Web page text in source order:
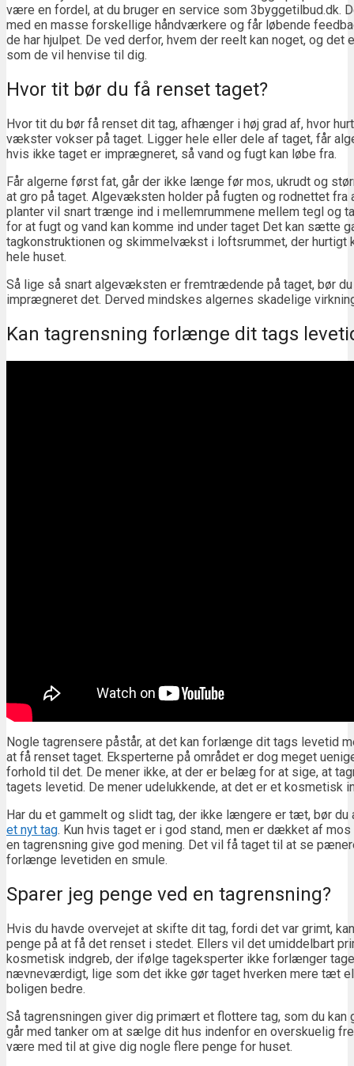
være en fordel, at du bruger en service som 3byggetilbud.dk.
med en masse forskellige håndværkere og får løbende
de har hjulpet. De ved derfor, hvem der reelt kan noget, og det
som de vil henvise til dig.
Hvor tit bør du få renset taget?
Hvor tit du bør få renset dit tag, afhænger i høj grad af, hvor
vækster vokser på taget. Ligger hele eller dele af taget, får
hvis ikke taget er imprægneret, så vand og fugt kan løbe fra.
Får algerne først fat, går der ikke længe før mos, ukrudt og
at gro på taget. Algevæksten holder på fugten og rodnettet fra
planter vil snart trænge ind i mellemrummene mellem tegl og
for at fugt og vand kan komme ind under taget Det kan sætte
tagkonstruktionen og skimmelvækst i loftsrummet, der hurtigt
hele huset.
Så lige så snart algevæksten er fremtrædende på taget, bør
imprægneret det. Derved mindskes algernes skadelige
Kan tagrensning forlænge dit tags
Nogle tagrensere påstår, at det kan forlænge dit tags levetid
at få renset taget. Eksperterne på området er dog meget
forhold til det. De mener ikke, at der er belæg for at sige, at
tagets levetid. De mener udelukkende, at det er et kosmetisk
Har du et gammelt og slidt tag, der ikke længere er tæt, bør
et nyt tag. Kun hvis taget er i god stand, men er dækket af
en tagrensning give god mening. Det vil få taget til at se
forlænge levetiden en smule.
Sparer jeg penge ved en tagrensning?
Hvis du havde overvejet at skifte dit tag, fordi det var grimt,
penge på at få det renset i stedet. Ellers vil det umiddelbart
kosmetisk indgreb, der ifølge tageksperter ikke forlænger
nævneværdigt, lige som det ikke gør taget hverken mere tæt
boligen bedre.
Så tagrensningen giver dig primært et flottere tag, som du
går med tanker om at sælge dit hus indenfor en overskuelig
være med til at give dig nogle flere penge for huset.